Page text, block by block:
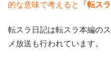
的な意味で考えると
「転ス
転スラ日記は転スラ本編の
メ放送も行われています。